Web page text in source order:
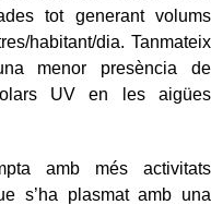
tot generant volums
habitant/dia. Tanmateix
menor presència de
UV en les aigües
amb més activitats
s’ha plasmat amb una